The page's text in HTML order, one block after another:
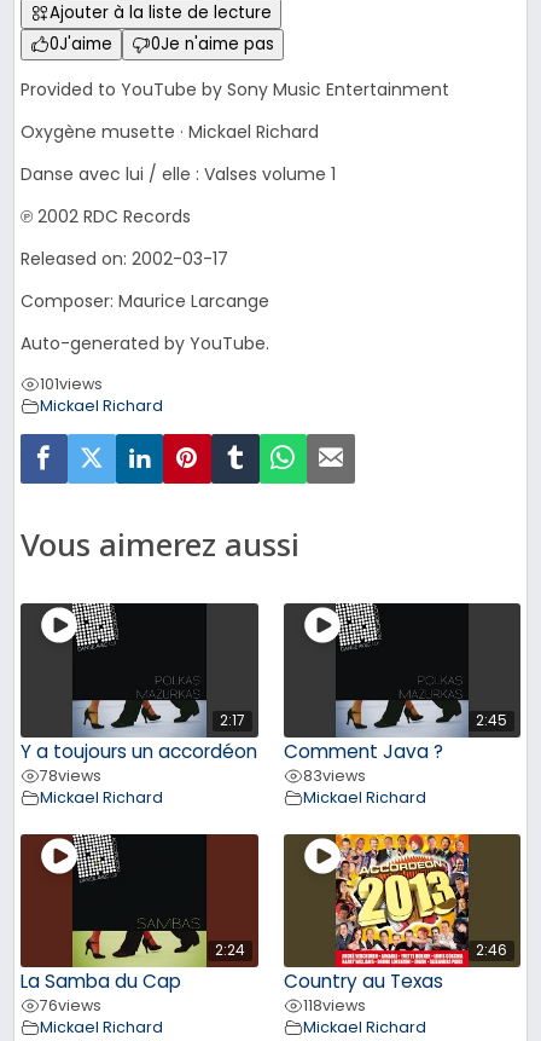
Ajouter à la liste de lecture
0J'aime 0Je n'aime pas
Provided to YouTube by Sony Music Entertainment
Oxygène musette · Mickael Richard
Danse avec lui / elle : Valses volume 1
℗ 2002 RDC Records
Released on: 2002-03-17
Composer: Maurice Larcange
Auto-generated by YouTube.
101views
Mickael Richard
Vous aimerez aussi
2:17
Y a toujours un accordéon
78views
Mickael Richard
2:45
Comment Java ?
83views
Mickael Richard
2:24
La Samba du Cap
76views
Mickael Richard
2:46
Country au Texas
118views
Mickael Richard